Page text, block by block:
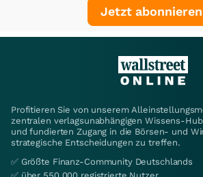
Jetzt
Profitieren Sie von unserem
zentralen verlagsunabhängigen Wissens-
und fundierten Zugang in die Börsen- und
strategische Entscheidungen zu treffen.
✅ Größte Finanz-Community Deutschlands